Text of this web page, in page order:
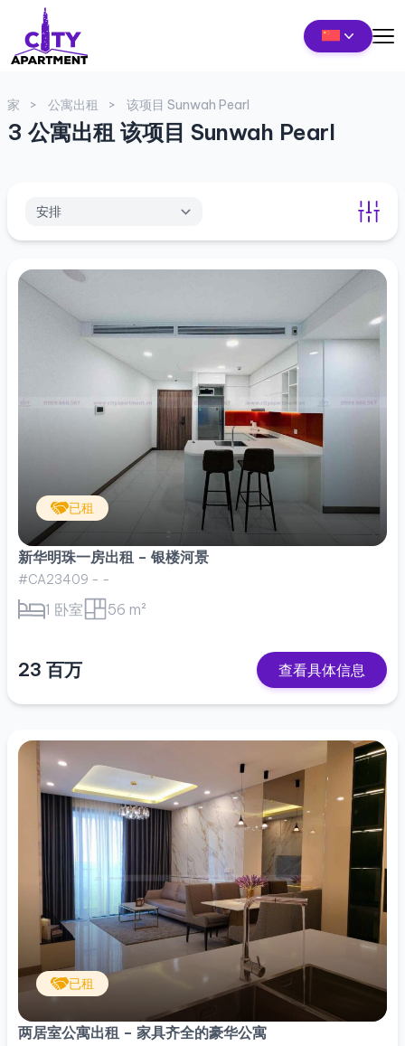
家 公寓出租 该项目 Sunwah Pearl
3 公寓出租 该项目 Sunwah Pearl
已租
新华明珠一房出租 – 银楼河景
#CA23409 - -
1 卧室 56 m²
23 百万 查看具体信息
已租
两居室公寓出租 – 家具齐全的豪华公寓